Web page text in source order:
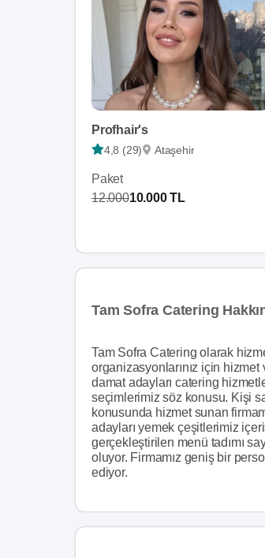
Profhair's
4,8 (29) Ataşehir
Paket
12.00010.000 TL
Tam Sofra Catering
Tam Sofra Catering olarak
organizasyonlarınız için
damat adayları catering
seçimlerimiz söz konusu. Kişi
konusunda hizmet sunan
adayları yemek çeşitlerimiz
gerçekleştirilen menü tadımı
oluyor. Firmamız geniş bir
ediyor.